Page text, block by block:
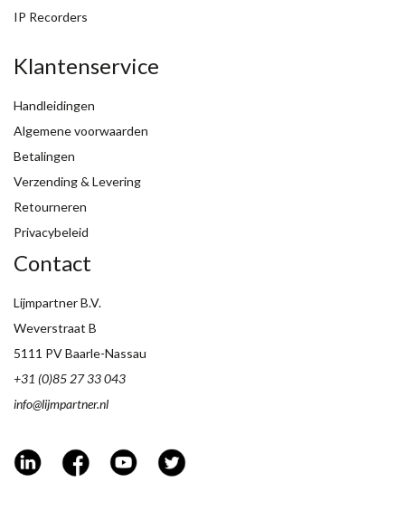
IP Recorders
Klantenservice
Handleidingen
Algemene voorwaarden
Betalingen
Verzending & Levering
Retourneren
Privacybeleid
Contact
Lijmpartner B.V.
Weverstraat B
5111 PV Baarle-Nassau
+31 (0)85 27 33 043
info@lijmpartner.nl